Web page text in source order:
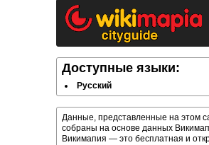
Доступные языки:
Русский
Данные, представленные на этом
собраны на основе данных
Викимапия — это бесплатная и